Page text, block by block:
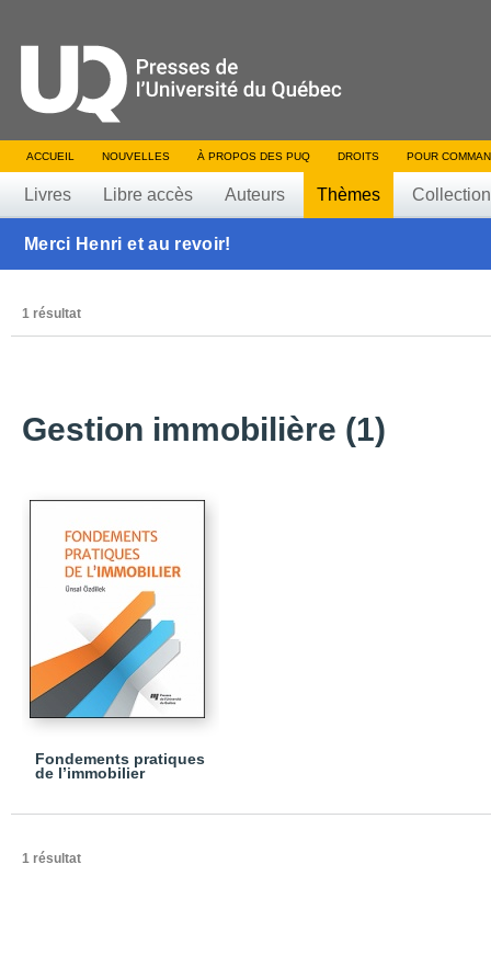
ACCUEIL NOUVELLES À PROPOS DES PUQ DROITS POUR
Livres Libre accès Auteurs Thèmes
Merci Henri et au revoir!
1 résultat
Gestion immobilière (1)
Fondements pratiques
de l’immobilier
1 résultat